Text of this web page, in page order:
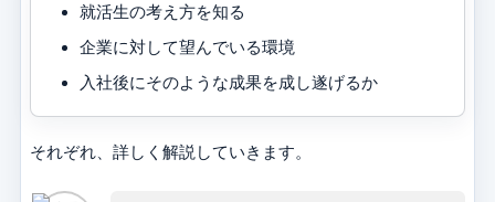
就活生の考え方を知る
企業に対して望んでいる環境
入社後にそのような成果を成し遂げるか
それぞれ、詳しく解説していきます。